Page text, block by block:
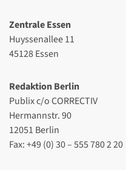
Zentrale Essen
Huyssenallee 11
45128 Essen
Redaktion Berlin
Publix c/o CORRECTIV
Hermannstr. 90
12051 Berlin
Fax: +49 (0) 30 – 555 780 2 20